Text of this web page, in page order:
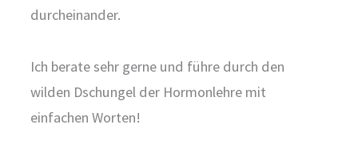
durcheinander.
Ich berate sehr gerne und führe durch den
wilden Dschungel der Hormonlehre mit
einfachen Worten!